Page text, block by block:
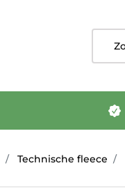
Technische fleece